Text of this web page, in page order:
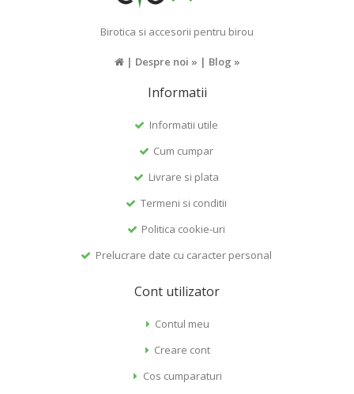
Birotica si accesorii pentru birou
| Despre noi » | Blog »
Informatii
Informatii utile
Cum cumpar
Livrare si plata
Termeni si conditii
Politica cookie-uri
Prelucrare date cu caracter personal
Cont utilizator
Contul meu
Creare cont
Cos cumparaturi